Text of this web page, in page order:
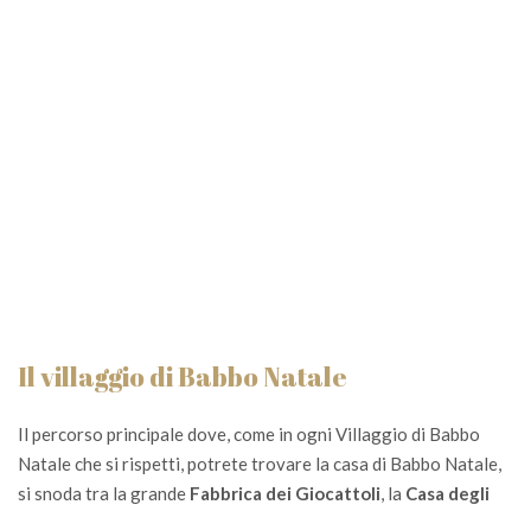
Il villaggio di Babbo Natale
Il percorso principale dove, come in ogni Villaggio di Babbo
Natale che si rispetti, potrete trovare la casa di Babbo Natale,
si snoda tra la grande Fabbrica dei Giocattoli, la Casa degli